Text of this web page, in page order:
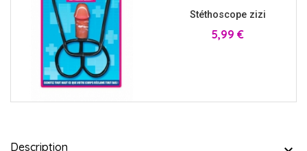
Stéthoscope zizi
Prix
5,99 €
Description